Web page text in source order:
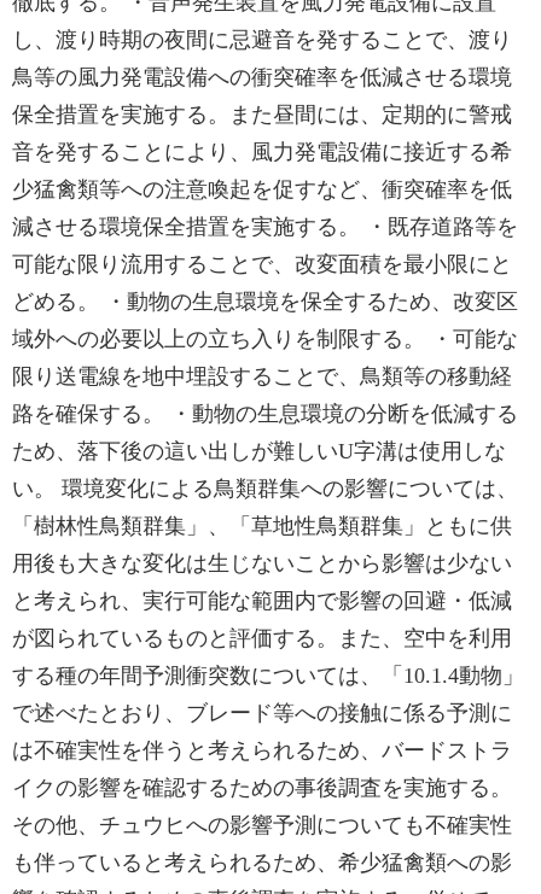
し、渡り時期の夜間に忌避音を発することで、渡り
鳥等の風力発電設備への衝突確率を低減させる環境
保全措置を実施する。また昼間には、定期的に警戒
音を発することにより、風力発電設備に接近する希
少猛禽類等への注意喚起を促すなど、衝突確率を低
減させる環境保全措置を実施する。 ・既存道路等を
可能な限り流用することで、改変面積を最小限にと
どめる。 ・動物の生息環境を保全するため、改変区
域外への必要以上の立ち入りを制限する。 ・可能な
限り送電線を地中埋設することで、鳥類等の移動経
路を確保する。 ・動物の生息環境の分断を低減する
ため、落下後の這い出しが難しいU字溝は使用しな
い。 環境変化による鳥類群集への影響については、
「樹林性鳥類群集」、「草地性鳥類群集」ともに供
用後も大きな変化は生じないことから影響は少ない
と考えられ、実行可能な範囲内で影響の回避・低減
が図られているものと評価する。また、空中を利用
する種の年間予測衝突数については、「10.1.4動物」
で述べたとおり、ブレード等への接触に係る予測に
は不確実性を伴うと考えられるため、バードストラ
イクの影響を確認するための事後調査を実施する。
その他、チュウヒへの影響予測についても不確実性
も伴っていると考えられるため、希少猛禽類への影